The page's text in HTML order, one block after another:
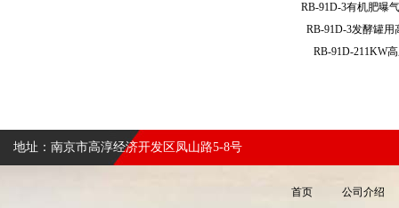
RB-91D-3有机肥
RB-91D-3发酵罐
RB-91D-211KW
地址：南京市高淳经济开发区凤山路5-8号
首页 公司介绍